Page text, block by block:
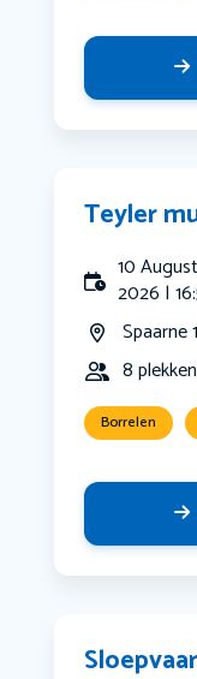
Teyler
10
2026 |
Spaarne
8
Borrelen